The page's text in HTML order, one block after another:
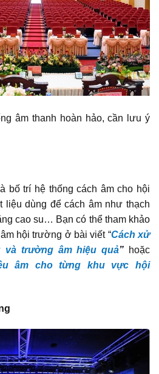
âm thanh hoàn hảo, cần lưu ý
bố trí hệ thống cách âm cho hội
liệu dùng để cách âm như thạch
cao su… Bạn có thể tham khảo
hội trường ở bài viết “Cách xử
trường âm hiệu quả” hoặc
âm cho từng khu vực hội